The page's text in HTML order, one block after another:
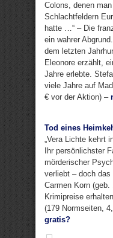
Colons, denen
Schlachtfeldern
hatte …“ – Die
ein wahrer
dem letzten
Eleonore erzählt,
Jahre erlebte.
viele Jahre auf
€ vor der Aktion) –
Tod eines
„Vera Lichte kehrt
Ihr persönlichster
mörderischer
verliebt – doch
Carmen Korn
Krimipreise
(179 Normseiten,
gratis?